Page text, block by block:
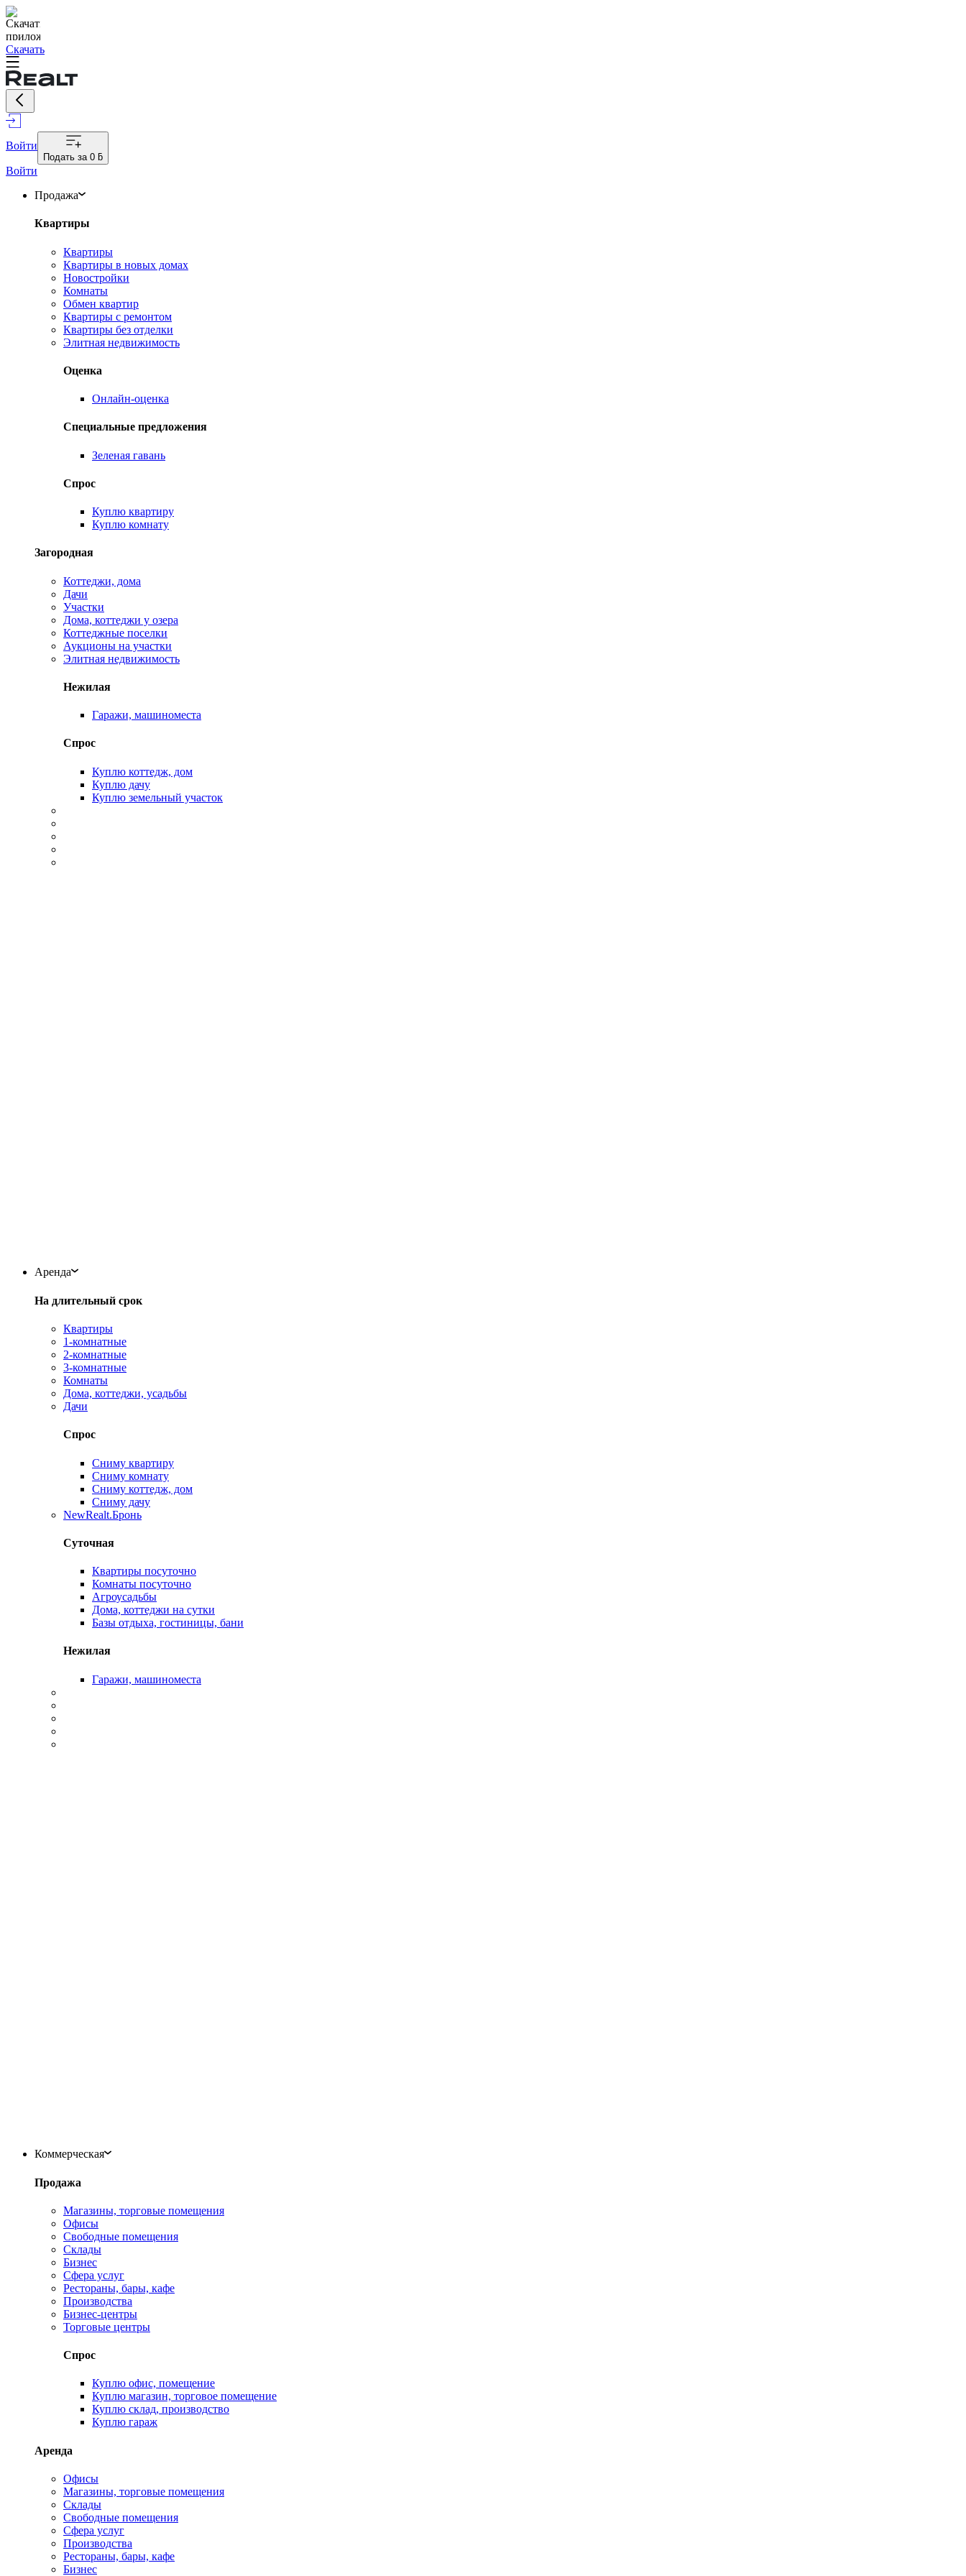
Скачать
Войти
Подать за 0 ƃ
Войти
Продажа
Квартиры
Квартиры
Квартиры в новых домах
Новостройки
Комнаты
Обмен квартир
Квартиры с ремонтом
Квартиры без отделки
Элитная недвижимость
Оценка
Онлайн-оценка
Специальные предложения
Зеленая гавань
Спрос
Куплю квартиру
Куплю комнату
Загородная
Коттеджи, дома
Дачи
Участки
Дома, коттеджи у озера
Коттеджные поселки
Аукционы на участки
Элитная недвижимость
Нежилая
Гаражи, машиноместа
Спрос
Куплю коттедж, дом
Куплю дачу
Куплю земельный участок
Аренда
На длительный срок
Квартиры
1-комнатные
2-комнатные
3-комнатные
Комнаты
Дома, коттеджи, усадьбы
Дачи
Спрос
Сниму квартиру
Сниму комнату
Сниму коттедж, дом
Сниму дачу
NewRealt.Бронь
Суточная
Квартиры посуточно
Комнаты посуточно
Агроусадьбы
Дома, коттеджи на сутки
Базы отдыха, гостиницы, бани
Нежилая
Гаражи, машиноместа
Коммерческая
Продажа
Магазины, торговые помещения
Офисы
Свободные помещения
Склады
Бизнес
Сфера услуг
Рестораны, бары, кафе
Производства
Бизнес-центры
Торговые центры
Спрос
Куплю офис, помещение
Куплю магазин, торговое помещение
Куплю склад, производство
Куплю гараж
Аренда
Офисы
Магазины, торговые помещения
Склады
Свободные помещения
Сфера услуг
Производства
Рестораны, бары, кафе
Бизнес